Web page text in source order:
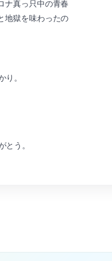
ナ真っ只中の青春
地獄を味わったの
り。
う。